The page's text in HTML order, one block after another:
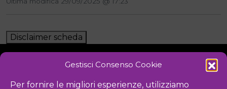
Gestisci Consenso Cookie
Per fornire le migliori esperienze, utilizziamo
Disclaimer scheda